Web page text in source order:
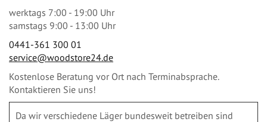
werktags 7:00 - 19:00 Uhr
samstags 9:00 - 13:00 Uhr
0441-361 300 01
service@woodstore24.de
Kostenlose Beratung vor Ort nach Terminabsprache.
Kontaktieren Sie uns!
Da wir verschiedene Läger bundesweit betreiben sind